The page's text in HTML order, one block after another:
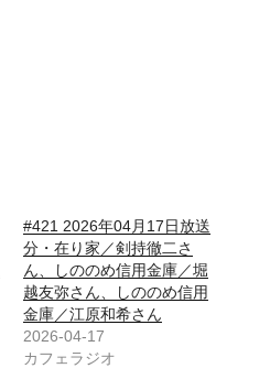
#421 2026年04月17日放送
分・在り家／剣持徹二さ
ん、しののめ信用金庫／堀
越友弥さん、しののめ信用
金庫／江原和希さん
2026-04-17
カフェラジオ